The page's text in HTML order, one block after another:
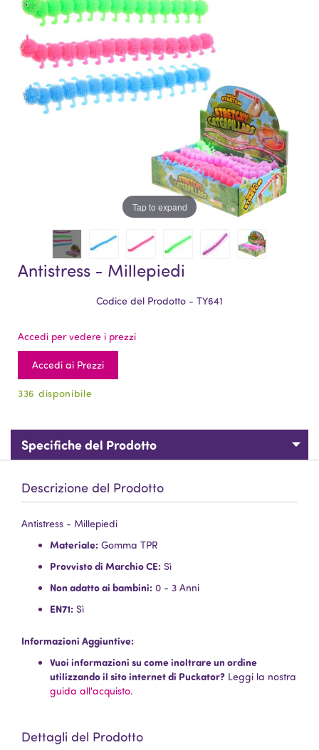
galleria
di
immagini
di
immagini
Tap to expand
Antistress - Millepiedi
Codice del Prodotto - TY641
Accedi per vedere i prezzi
Accedi ai Prezzi
336 disponibile
Specifiche del Prodotto
Descrizione del Prodotto
Antistress - Millepiedi
Materiale: Gomma TPR
Provvisto di Marchio CE: Sì
Non adatto ai bambini: 0 - 3 Anni
EN71: Sì
Informazioni Aggiuntive:
Vuoi informazioni su come inoltrare un ordine
utilizzando il sito internet di Puckator? Leggi la nostra
guida all'acquisto.
Dettagli del Prodotto